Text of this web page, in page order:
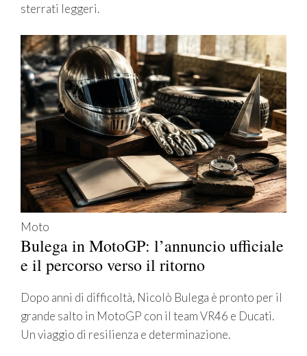
sterrati leggeri.
Moto
Bulega in MotoGP: l’annuncio ufficiale
e il percorso verso il ritorno
Dopo anni di difficoltà, Nicolò Bulega è pronto per il
grande salto in MotoGP con il team VR46 e Ducati.
Un viaggio di resilienza e determinazione.